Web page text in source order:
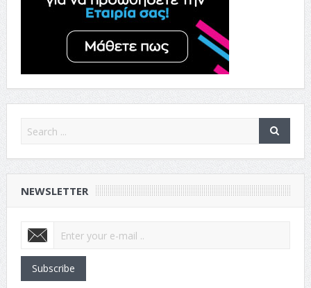
NEWSLETTER
Subscribe